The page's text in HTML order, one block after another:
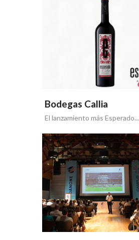
Bodegas Callia
El lanzamiento más Esperado...